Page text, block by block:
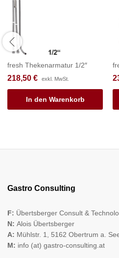
fresh Thekenarmatur 1/2″
218,50 € exkl. MwSt.
In den Warenkorb
Gastro Consulting
F: Übertsberger Consult &
N: Alois Übertsberger
A: Mühlstr. 1, 5162 Obertrum a.
M: info (at) gastro-consulting.at